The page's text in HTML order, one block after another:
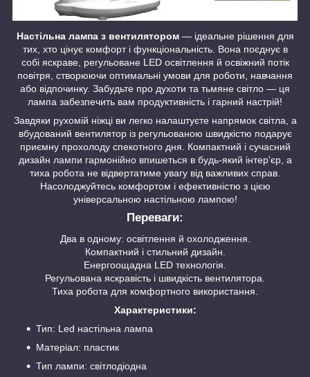
Настільна лампа з вентилятором — ідеальне рішення для
тих, хто цінує комфорт і функціональність. Вона поєднує в
собі яскраве, регульоване LED освітлення й освіжний потік
повітря, створюючи оптимальні умови для роботи, навчання
або відпочинку. Забудьте про духоти та тьмяне світло — ця
лампа забезпечить вам продуктивність і гарний настрій!
Завдяки рухомій ніжці ви легко налаштуєте напрямок світла, а
вбудований вентилятор із регульованою швидкістю подарує
приємну прохолоду спекотного дня. Компактний і сучасний
дизайн лампи гармонійно впишеться в будь-який інтер'єр, а
тиха робота не відвертатиме увагу від важливих справ.
Насолоджуйтесь комфортом і ефективністю з цією
універсальною настільною лампою!
Переваги:
Два в одному: освітлення й охолодження.
Компактний і стильний дизайн.
Енергоощадна LED технологія.
Регульована яскравість і швидкість вентилятора.
Тиха робота для комфортного використання.
Характеристики:
Тип: Led настільна лампа
Матеріал: пластик
Тип лампи: світлодіодна